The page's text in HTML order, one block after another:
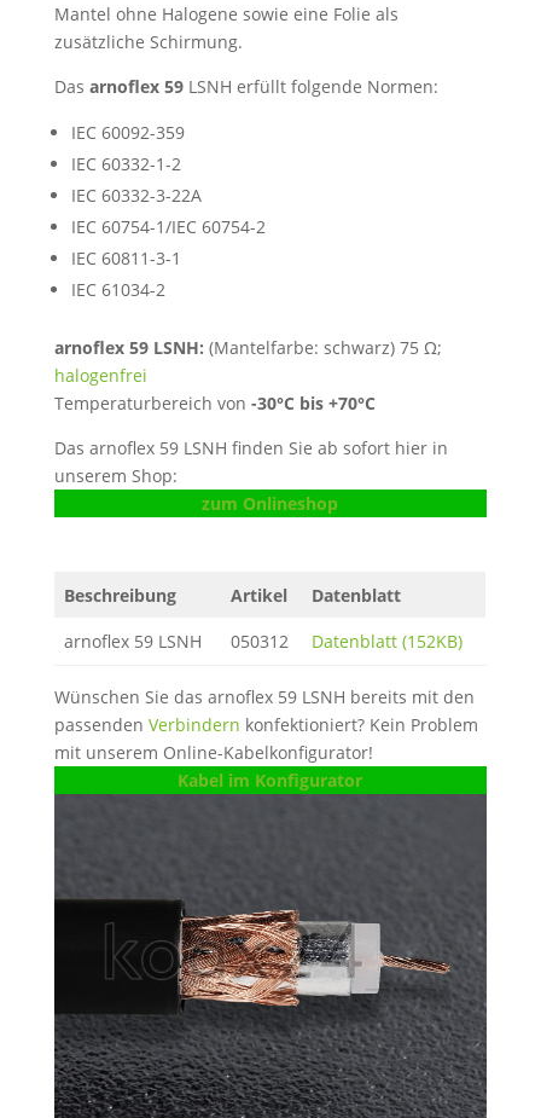
Mantel ohne Halogene sowie eine Folie als
zusätzliche Schirmung.
Das arnoflex 59LSNH erfüllt folgende Normen:
IEC 60092-359
IEC 60332-1-2
IEC 60332-3-22A
IEC 60754-1/IEC 60754-2
IEC 60811-3-1
IEC 61034-2
arnoflex 59 LSNH: (Mantelfarbe: schwarz) 75 Ω;
halogenfrei
Temperaturbereich von -30°C bis +70°C
Das arnoflex 59 LSNH finden Sie ab sofort hier in
unserem Shop:
zum Onlineshop
Beschreibung Artikel
Datenblatt
arnoflex 59 LSNH
050312 Datenblatt (152KB)
Wünschen Sie das arnoflex 59 LSNH bereits mit den
passenden Verbindern konfektioniert? Kein Problem
mit unserem Online-Kabelkonfigurator!
Kabel im Konfigurator